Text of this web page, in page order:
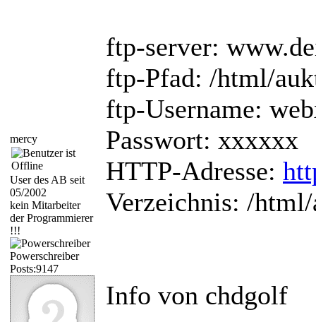
mercy
User des AB seit
05/2002
kein Mitarbeiter
der Programmierer
!!!
Powerschreiber
Posts:9147
ftp-server:
ftp-Pfad: /html/
ftp-Username:
Passwort: xxxxxx
HTTP-Adresse:
Verzeichnis: /
Info von chdgolf